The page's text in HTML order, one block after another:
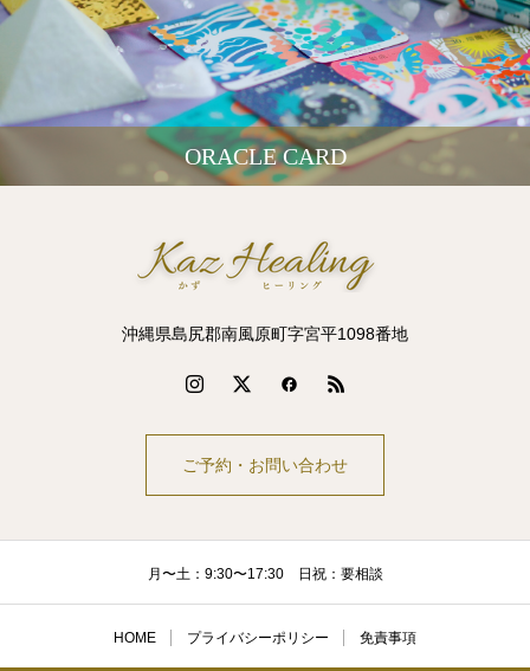
ORACLE CARD
沖縄県島尻郡南風原町字宮平1098番地
ご予約・お問い合わせ
月〜土：9:30〜17:30 日祝：要相談
HOME プライバシーポリシー 免責事項